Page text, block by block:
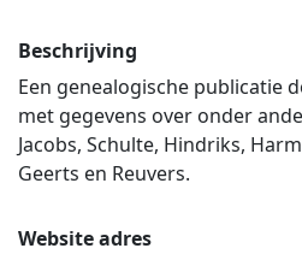
Beschrijving
Een genealogische publicatie
met gegevens over onder
Jacobs, Schulte, Hindriks,
Geerts en Reuvers.
Website adres